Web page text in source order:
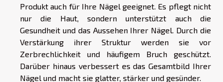
Produkt auch für Ihre Nägel geeignet. Es pflegt nicht
nur die Haut, sondern unterstützt auch die
Gesundheit und das Aussehen Ihrer Nägel. Durch die
Verstärkung ihrer Struktur werden sie vor
Zerbrechlichkeit und häufigem Bruch geschützt.
Darüber hinaus verbessert es das Gesamtbild Ihrer
Nägel und macht sie glatter, stärker und gesünder.